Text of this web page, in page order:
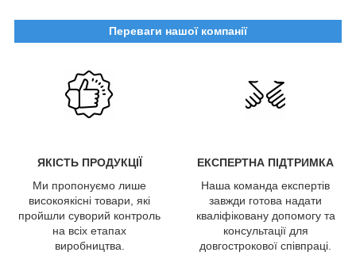
Переваги нашої компанії
ЯКІСТЬ ПРОДУКЦІЇ
ЕКСПЕРТНА ПІДТРИМКА
Ми пропонуємо лише
високоякісні товари, які
пройшли суворий контроль
на всіх етапах
виробництва.
Наша команда експертів
завжди готова надати
кваліфіковану допомогу та
консультації для
довгострокової співпраці.